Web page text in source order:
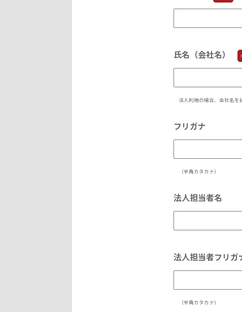
氏名（会社名）
法人利用の場合、会社名を
フリガナ
（全角カタカナ）
法人担当者名
法人担当者フリガ
（全角カタカナ）